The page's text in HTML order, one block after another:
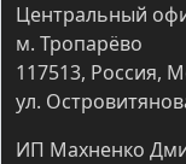
Центральный
м. Тропарёво
117513, Россия,
ул.
ИП Махненко